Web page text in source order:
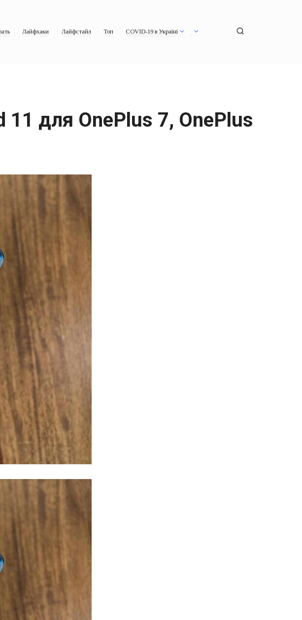
Лайфхаки Лайфстайл Топ COVID-19 в Україні
для OnePlus 7, OnePlus